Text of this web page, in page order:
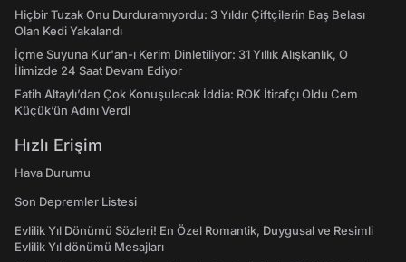
Hiçbir Tuzak Onu Durduramıyordu: 3 Yıldır Çiftçilerin Baş Belası
Olan Kedi Yakalandı
İçme Suyuna Kur'an-ı Kerim Dinletiliyor: 31 Yıllık Alışkanlık, O
İlimizde 24 Saat Devam Ediyor
Fatih Altaylı’dan Çok Konuşulacak İddia: ROK İtirafçı Oldu Cem
Küçük’ün Adını Verdi
Hızlı Erişim
Hava Durumu
Son Depremler Listesi
Evlilik Yıl Dönümü Sözleri! En Özel Romantik, Duygusal ve Resimli
Evlilik Yıl dönümü Mesajları